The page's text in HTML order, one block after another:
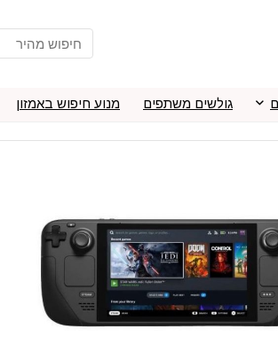
גולשים משתפים מנוע חיפוש באמזון